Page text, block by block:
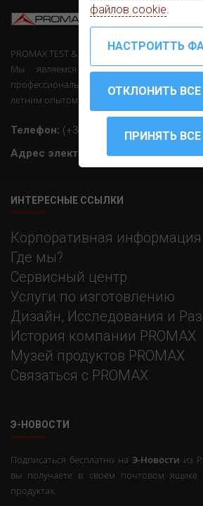
файлов cookie
PROMAX TEST & MEASUREMENT, SLU ©
Мы являемся производителями
профессионального электронного
летним опытом работы в этом секторе.
Телефон: (+34) 931 847 700
Адрес электронной почты :
ИНТЕРЕСНЫЕ ССЫЛКИ
Корпоративная информация
Где мы?
Сервисный центр
Услуги по изготовлению
Дизайн, Исследования и
История компании PROMAX
Музей продуктов PROMAX
Связаться с PROMAX
Э-НОВОСТИ
Подписаться бесплатно на Э-Новости из
вы получаете в своем почтовом
продуктах.